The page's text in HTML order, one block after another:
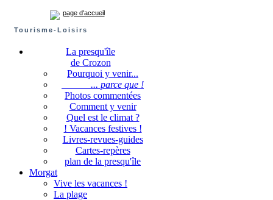
page d'accueil
Tourisme-Loisirs
La presqu'île
de Crozon
Pourquoi y venir...
... parce que !
Photos commentées
Comment y venir
Quel est le climat ?
! Vacances festives !
Livres-revues-guides
Cartes-repères
plan de la presqu'île
Morgat
Vive les vacances !
La plage